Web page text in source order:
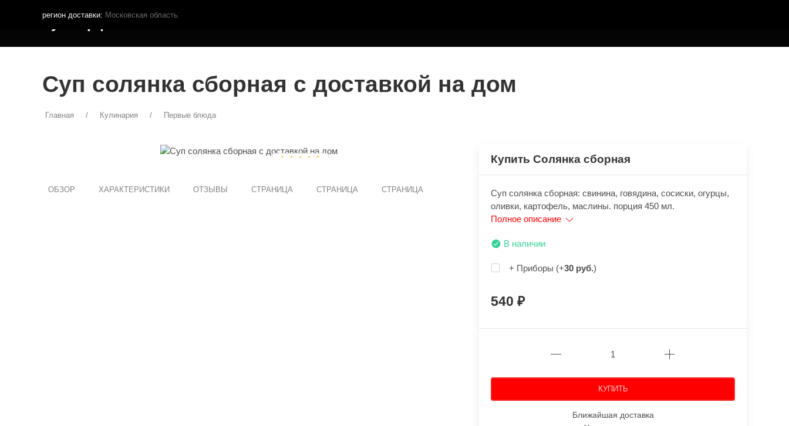
регион доставки: Московская область
Кутья.рф
Суп солянка сборная с доставкой на дом
Главная Кулинария Первые блюда
ОБЗОР ХАРАКТЕРИСТИКИ ОТЗЫВЫ СТРАНИЦА СТРАНИЦА СТРАНИЦА
Купить Солянка сборная
Суп cолянка сборная: свинина, говядина, сосиски, огурцы,
оливки, картофель, маслины. порция 450 мл.
Полное описание
В наличии
+ Приборы (+30 руб.)
540
КУПИТЬ
Ближайшая доставка